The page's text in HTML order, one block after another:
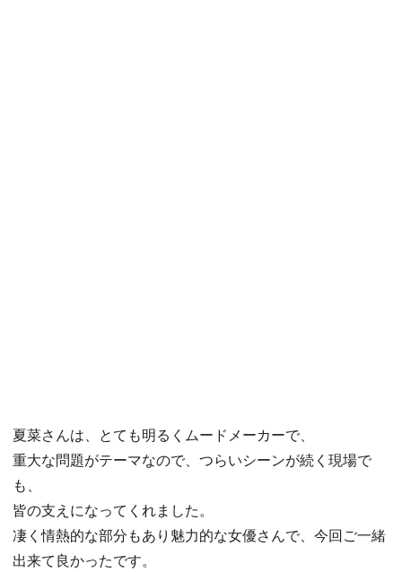
夏菜さんは、とても明るくムードメーカーで、
重大な問題がテーマなので、つらいシーンが続く現場で
も、
皆の支えになってくれました。
凄く情熱的な部分もあり魅力的な女優さんで、今回ご一緒
出来て良かったです。